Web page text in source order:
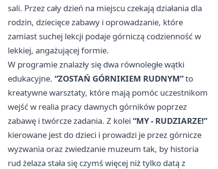
sali. Przez cały dzień na miejscu czekają działania dla
rodzin, dziecięce zabawy i oprowadzanie, które
zamiast suchej lekcji podaje górniczą codzienność w
lekkiej, angażującej formie.
W programie znalazły się dwa równoległe wątki
edukacyjne. “ZOSTAŃ GÓRNIKIEM RUDNYM”to
kreatywne warsztaty, które mają pomóc uczestnikom
wejść w realia pracy dawnych górników poprzez
zabawę i twórcze zadania. Z kolei “MY - RUDZIARZE!”
kierowane jest do dzieci i prowadzi je przez górnicze
wyzwania oraz zwiedzanie muzeum tak, by historia
rud żelaza stała się czymś więcej niż tylko datą z